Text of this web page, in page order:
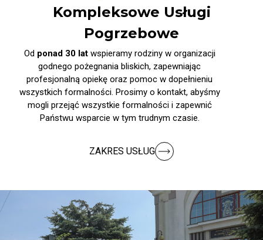
Kompleksowe Usługi
Pogrzebowe
Od ponad 30 latwspieramy rodziny w organizacji
godnego pożegnania bliskich, zapewniając
profesjonalną opiekę oraz pomoc w dopełnieniu
wszystkich formalności. Prosimy o kontakt, abyśmy
mogli przejąć wszystkie formalności i zapewnić
Państwu wsparcie w tym trudnym czasie.
ZAKRES USŁUG